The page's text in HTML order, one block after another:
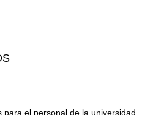
para el personal de la universidad